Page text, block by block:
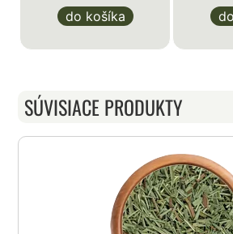
do košíka
SÚVISIACE PRODUKTY